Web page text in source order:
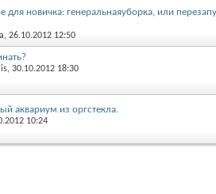
для новичка: генеральнаяуборка, или
, 26.10.2012 12:50
, 30.10.2012 18:30
аквариум из оргстекла.
10:24